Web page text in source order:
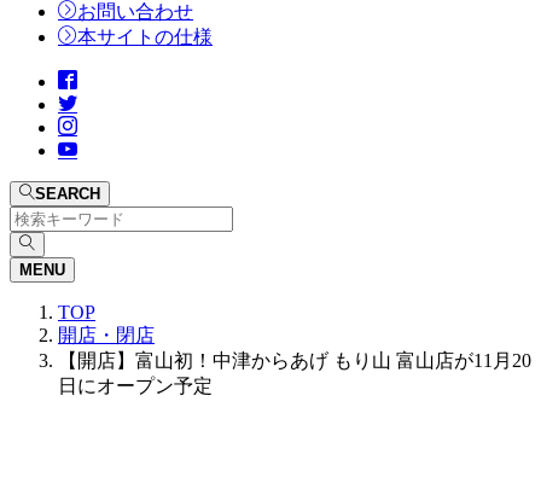
お問い合わせ
本サイトの仕様
SEARCH
MENU
TOP
開店・閉店
【開店】富山初！中津からあげ もり山 富山店が11月20
日にオープン予定